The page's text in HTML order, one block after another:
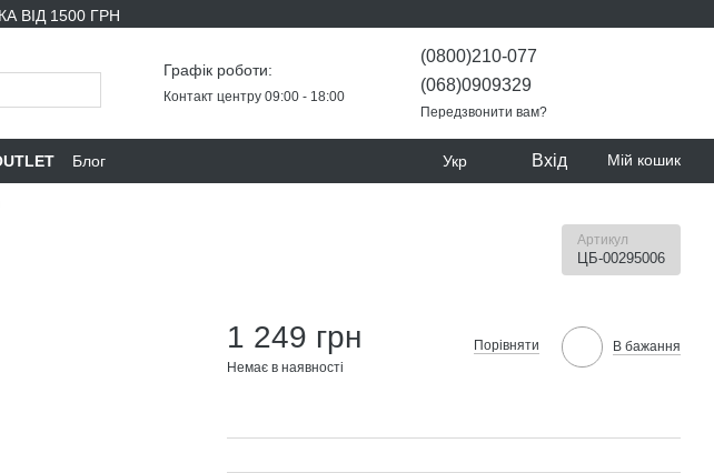
ВІД 1500 ГРН
Графік роботи:
Контакт центру 09:00 - 18:00
(0800)210-077
(068)0909329
Передзвонити вам?
Блог Укр Вхід Мій кошик
Артикул
ЦБ-00295006
1 249 грн
Немає в наявності
Порівняти В бажання